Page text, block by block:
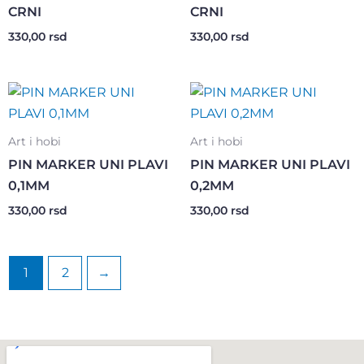
CRNI
330,00 rsd
CRNI
330,00 rsd
Art i hobi
PIN MARKER UNI PLAVI
0,1MM
330,00 rsd
Art i hobi
PIN MARKER UNI PLAVI
0,2MM
330,00 rsd
1 2 →